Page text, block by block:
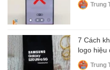
Trung
7 Cách
logo hiệu
Trung